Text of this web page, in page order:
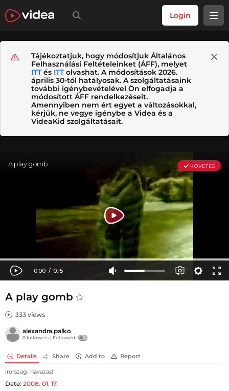
Login
Tájékoztatjuk, hogy módosítjuk Általános
Felhasználási Feltételeinket (ÁFF), melyet
ITTés ITTolvashat. A módosítások 2026.
április 30-tól hatályosak. A szolgáltatásaink
további igénybevételével Ön elfogadja a
módosított ÁFF rendelkezéseit.
Amennyiben nem ért egyet a változásokkal,
kérjük, ne vegye igénybe a Videa és a
VideaKid szolgáltatásait.
A play gomb
333 views
alexandra.palko
0 followers | Followed:
Details Share Add to Report
Irorszagi havazas!
Date: 2008. 01. 17.